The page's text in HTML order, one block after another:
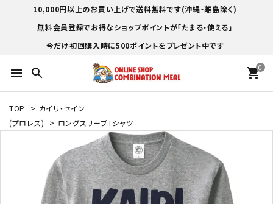
10,000円以上のお買い上げで送料無料です(沖縄・離島除く)
無料会員登録でお得なショップポイントが「たまる・使える」
今だけ初回購入時に500ポイントをプレゼント中です
menu search 0
shopping_cart
TOP > カイリ・セイン
(プロレス)
> ロングスリーブTシャツ